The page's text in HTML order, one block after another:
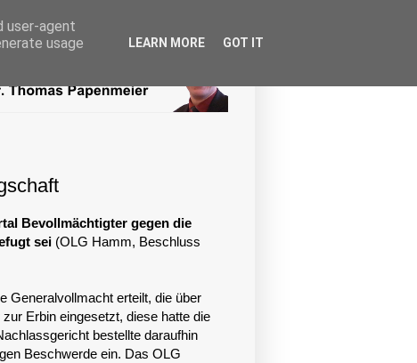
Bevollmächtigter gegen die
sei (OLG Hamm, Beschluss
Generalvollmacht erteilt, die über
Erbin eingesetzt, diese hatte die
bestellte daraufhin
Beschwerde ein. Das OLG
user-agent
usage
LEARN MORE GOT IT